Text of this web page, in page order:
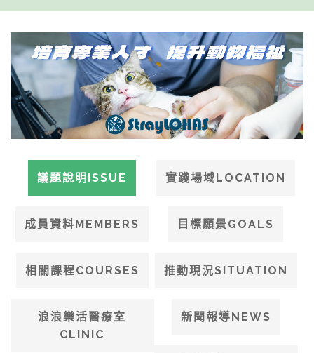
議題說明ISSUE 實踐場域LOCATION
成員資料MEMBERS 目標願景GOALS
相關課程COURSES 推動現況SITUATION
浪浪樂活醫療室
CLINIC
新聞報導NEWS